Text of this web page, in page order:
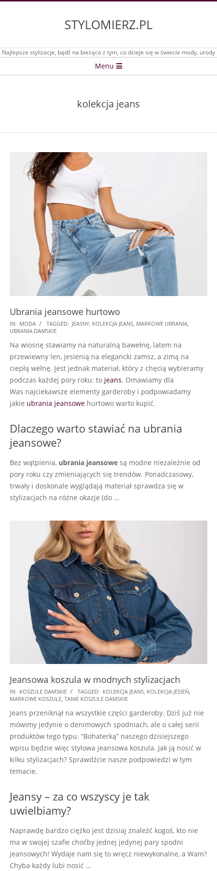
STYLOMIERZ.PL
Najlepsze stylizacje, bądź na bieżąco z tym, co dzieje się w świecie mody, urody
Menu
kolekcja jeans
Ubrania jeansowe hurtowo
2024-
10-
23
IN: MODA TAGGED: JEASNY KOLEKCJA JEANS MARKOWE UBRANIA
UBRANIA DAMSKIE
Na wiosnę stawiamy na naturalną bawełnę, latem na
przewiewny len, jesienią na elegancki zamsz, a zimą na
ciepłą wełnę. Jest jednak materiał, który z chęcią wybieramy
podczas każdej pory roku: to jeans. Omawiamy dla
Was najciekawsze elementy garderoby i podpowiadamy
jakie ubrania jeansowe hurtowo warto kupić.
Dlaczego warto stawiać na ubrania
jeansowe?
Bez wątpienia, ubrania jeansowe są modne niezależnie od
pory roku czy zmieniających się trendów. Ponadczasowy,
trwały i doskonale wyglądają materiał sprawdza się w
stylizacjach na różne okazje (do …
Jeansowa koszula w modnych stylizacjach
2024-
10-
16
IN: KOSZULE DAMSKIE TAGGED: KOLEKCJA JEANS, KOLEKCJA JESIEŃ,
MARKOWE KOSZULE, TANIE KOSZULE DAMSKIE
Jeans przeniknął na wszystkie części garderoby. Dziś już nie
mówimy jedynie o denimowych spodniach, ale o całej serii
produktów tego typu. “Bohaterką” naszego dzisiejszego
wpisu będzie więc stylowa jeansowa koszula. Jak ją nosić w
kilku stylizacjach? Sprawdźcie nasze podpowiedzi w tym
temacie.
Jeansy – za co wszyscy je tak
uwielbiamy?
Naprawdę bardzo ciężko jest dzisiaj znaleźć kogoś, kto nie
ma w swojej szafie choćby jednej jedynej pary spodni
jeansowych! Wydaje nam się to wręcz niewykonalne, a Wam?
Chyba każdy lubi nosić …